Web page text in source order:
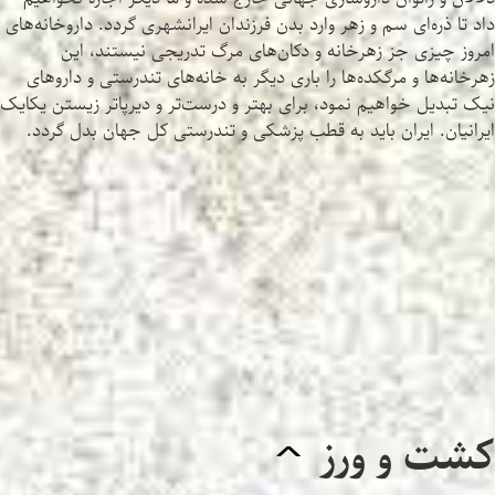
داد تا ذره‌ای سم و زهر وارد بدن فرزندان ایرانشهری گردد. داروخانه‌های
امروز چیزی جز زهرخانه و دکان‌های مرگ تدریجی نیستند، این
زهرخانه‌ها و مرگکده‌ها را باری دیگر به خانه‌های تندرستی و داروهای
نیک تبدیل خواهیم نمود، برای بهتر و درست‌تر و دیرپاتر زیستن یکایک
ایرانیان. ایران باید به قطب پزشکی و تندرستی کل جهان بدل گردد.
کشت و ورز ^